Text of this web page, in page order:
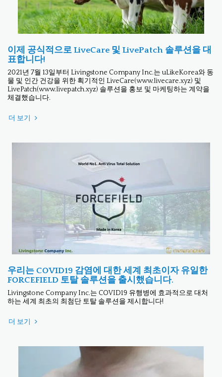
이제 공식적으로 LiveCare 및 LivePatch 솔루션을 대
표합니다!
2021년 7월 13일부터 Livingstone Company Inc.는 uLikeKorea와 동
물 및 인간 건강을 위한 획기적인 LiveCare(www.livecare.xyz) 및
LivePatch(www.livepatch.xyz) 솔루션을 홍보 및 마케팅하는 계약을
체결했습니다.
더 보기
우리는 COVID19 감염에 대한 세계 최초이자 유일한
FORCEFIELD 토탈 솔루션을 출시했습니다.
Livingstone Company Inc.는 COVID19 유행병에 효과적으로 대처
하는 세계 최초의 최첨단 토탈 솔루션을 제시합니다!
더 보기